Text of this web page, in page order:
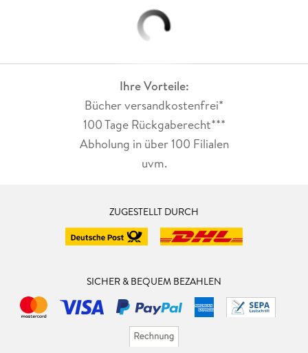
Ihre Vorteile:
Bücher versandkostenfrei*
100 Tage Rückgaberecht***
Abholung in über 100 Filialen
uvm.
ZUGESTELLT DURCH
SICHER & BEQUEM BEZAHLEN